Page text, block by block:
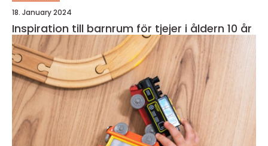
18. January 2024
Inspiration till barnrum för tjejer i åldern 10 år